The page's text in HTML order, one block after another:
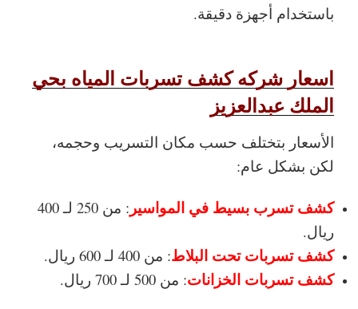
باستخدام أجهزة دقيقة.
اسعار شركه كشف تسربات المياه بحي
الملك عبدالعزيز
الأسعار بتختلف حسب مكان التسريب وحجمه،
لكن بشكل عام:
كشف تسرب بسيط في المواسير
: من 250 لـ 400
ريال.
كشف تسربات تحت البلاط: من 400 لـ 600 ريال.
كشف تسربات الخزانات: من 500 لـ 700 ريال.